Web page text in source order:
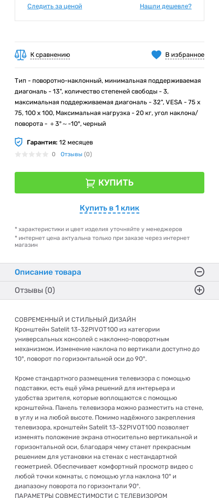
Следить за ценой Нашли дешевле?
В избранное
К сравнению
Тип - поворотно-наклонный, минимальная поддерживаемая
диагональ - 13", количество степеней свободы - 3,
максимальная поддерживаемая диагональ - 32", VESA - 75 x
75, 100 x 100, Максимальная нагрузка - 20 кг, угол наклона/
поворота - ＋3°～-10°, черный
Гарантия: 12 месяцев
0 Отзывы (0)
КУПИТЬ
Купить в 1 клик
* характеристики и цвет изделия уточняйте у менеджеров
* интернет цена актуальна только при заказе через интернет
магазин
Описание товара
Отзывы (0)
СОВРЕМЕННЫЙ И СТИЛЬНЫЙ ДИЗАЙН
Кронштейн Satelit 13-32PIVOT100 из категории
универсальных консолей с наклонно-поворотным
механизмом. Изменение наклона по вертикали доступно до
10°, поворот по горизонтальной оси до 90°.
Кроме стандартного размещения телевизора с помощью
подставки, есть ещё уйма решений для интерьера и
удобства зрителя, которые воплощаются с помощью
кронштейна. Панель телевизора можно разместить на стене,
в углу и на любой высоте. Помимо надёжного закрепления
телевизора, кронштейн Satelit 13-32PIVOT100 позволяет
изменять положение экрана относительно вертикальной и
горизонтальной оси, благодаря чему станет прекрасным
решением для установки на стенах с нестандартной
геометрией. Обеспечивает комфортный просмотр видео с
любой точки комнаты, с помощью угла наклона 10° и
диапазону поворота по горизонтали 90°.
ПАРАМЕТРЫ СОВМЕСТИМОСТИ С ТЕЛЕВИЗОРОМ